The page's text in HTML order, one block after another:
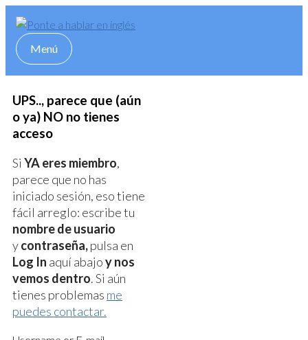
contentMenú
Menú
UPS.., parece que (aún
o ya) NO no tienes
acceso
Si YA eres miembro,
parece que no has
iniciado sesión, eso tiene
fácil arreglo: escribe tu
nombre de usuario
ycontraseña,pulsa en
Log In aquí abajoy nos
vemos dentro. Si aún
tienes problemas me
puedes contactar.